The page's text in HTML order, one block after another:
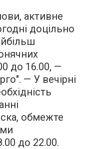
активне
доцільно
до 16.00, —
— У вечірні
обмежте
до 22.00.